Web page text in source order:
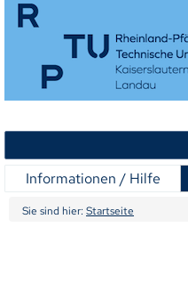
Informationen / Hilfe
Sie sind hier: Startseite